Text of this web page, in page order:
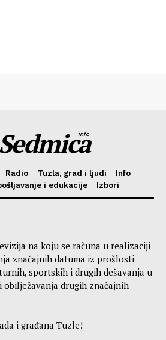
Sedmica
info
Radio Tuzla, grad i ljudi
Info
i edukacije Izbori
na koju se računa u realizaciji
značajnih datuma iz prošlosti
sportskih i drugih dešavanja u
obilježavanja drugih značajnih
i građana Tuzle!